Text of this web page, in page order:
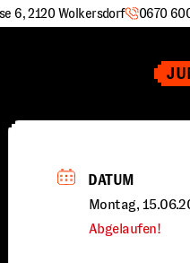
6, 2120 Wolkersdorf 0670
DATUM
Montag,
Abgelaufen!